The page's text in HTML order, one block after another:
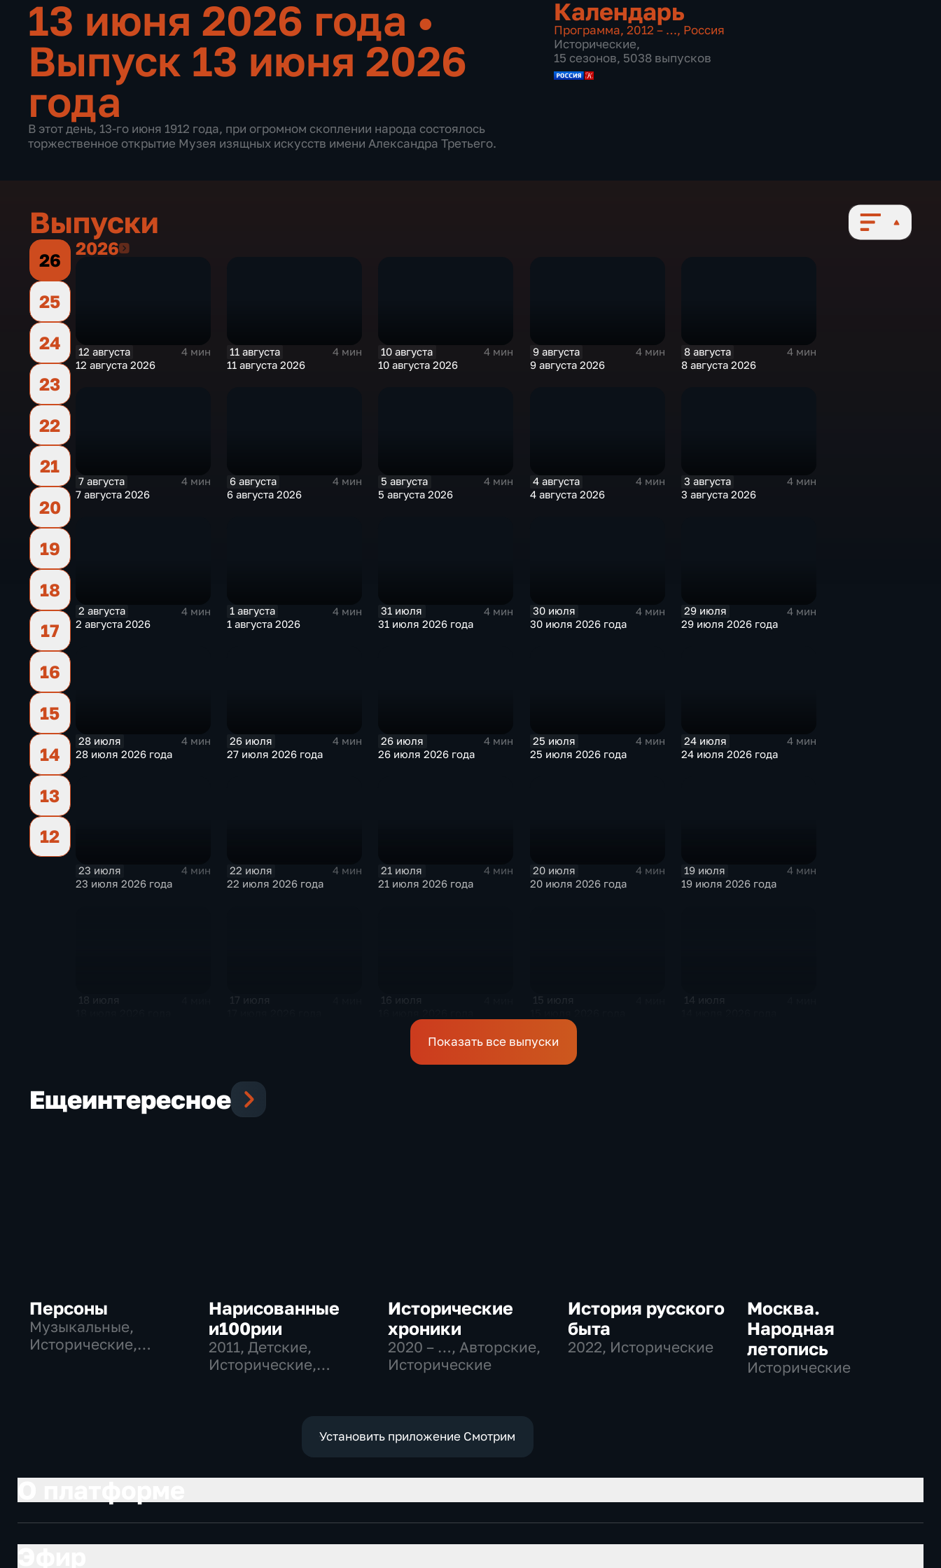
13 июня 2026 года •
Выпуск 13 июня 2026
года
В этот день, 13-го июня 1912 года, при огромном скоплении народа состоялось
торжественное открытие Музея изящных искусств имени Александра Третьего.
Календарь
Программа, 2012 – …, Россия
Исторические,
15 сезонов, 5038 выпусков
Выпуски
26
25
24
23
22
21
20
19
18
17
16
15
14
13
12
20262026
12 августа
4 мин
12 августа 2026
11 августа
4 мин
11 августа 2026
10 августа
4 мин
10 августа 2026
9 августа
4 мин
9 августа 2026
8 августа
4 мин
8 августа 2026
7 августа
4 мин
7 августа 2026
6 августа
4 мин
6 августа 2026
5 августа
4 мин
5 августа 2026
4 августа
4 мин
4 августа 2026
3 августа
4 мин
3 августа 2026
2 августа
4 мин
2 августа 2026
1 августа
4 мин
1 августа 2026
31 июля
4 мин
31 июля 2026 года
30 июля
4 мин
30 июля 2026 года
29 июля
4 мин
29 июля 2026 года
28 июля
4 мин
28 июля 2026 года
26 июля
4 мин
27 июля 2026 года
26 июля
4 мин
26 июля 2026 года
25 июля
4 мин
25 июля 2026 года
24 июля
4 мин
24 июля 2026 года
23 июля
4 мин
23 июля 2026 года
22 июля
4 мин
22 июля 2026 года
21 июля
4 мин
21 июля 2026 года
20 июля
4 мин
20 июля 2026 года
19 июля
4 мин
19 июля 2026 года
18 июля 17 июля 16 июля 15 июля 14 июля
Показать все выпуски
Ещеинтересное
Персоны
Музыкальные,
Исторические,
Нарисованные
и100рии
2011, Детские,
Исторические,
Исторические
хроники
2020 – …, Авторские,
Исторические
История русского
быта
2022, Исторические
Москва.
Народная
летопись
Исторические
Установить приложение Смотрим